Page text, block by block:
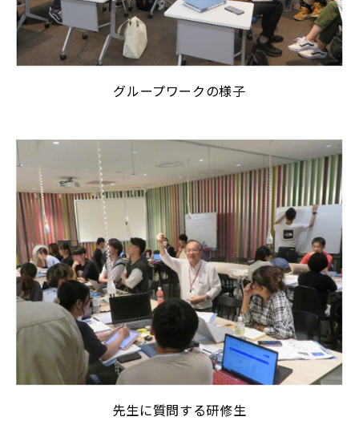
グループワークの様子
先生に質問する研修生